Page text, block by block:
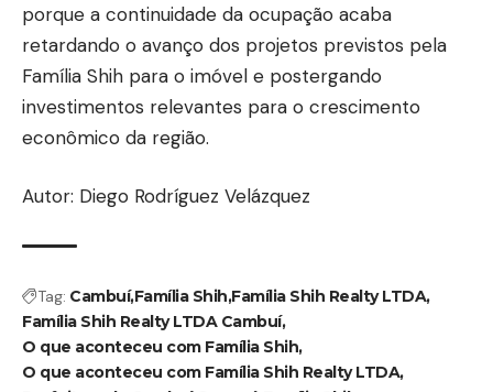
porque a continuidade da ocupação acaba
retardando o avanço dos projetos previstos pela
Família Shih para o imóvel e postergando
investimentos relevantes para o crescimento
econômico da região.
Autor: Diego Rodríguez Velázquez
Tag: CambuíFamília Shih Família Shih Realty LTDA
Família Shih Realty LTDA Cambuí
O que aconteceu com Família Shih
O que aconteceu com Família Shih Realty LTDA